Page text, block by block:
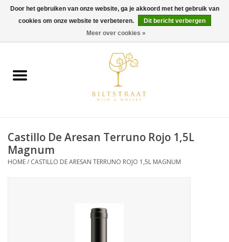
0 Artikelen - €0,00
Wijn
Gin & Tonic
Rum
Castillo De Aresan Terruno Rojo 1,5L
Magnum
HOME/ CASTILLO DE ARESAN TERRUNO ROJO 1,5L MAGNUM
Door het gebruiken van onze website, ga je akkoord met het gebruik van
cookies om onze website te verbeteren.
Dit bericht verbergen
Meer over cookies »